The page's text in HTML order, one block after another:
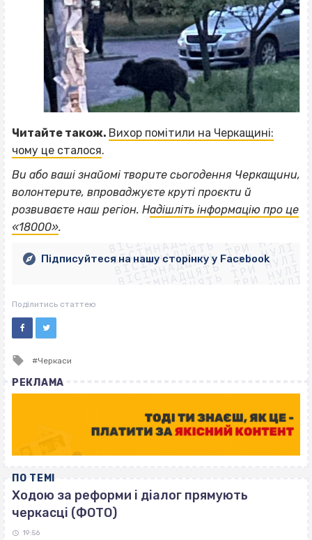
Читайте також. Вихор помітили на Черкащині:
чому це сталося.
Ви або ваші знайомі творите сьогодення Черкащини,
волонтерите, впроваджуєте круті проєкти й
розвиваєте наш регіон. Надішліть інформацію про це
«18000». ВІСІМНАДЦЯТЬ ТРИ НУЛІ
ВІСІМНАДЦЯТЬ ТРИ НУЛІ
ВІСІМНАДЦЯТЬ ТРИ НУЛІ
ВІСІМНАДЦЯТЬ ТРИ НУЛІ
ВІСІМНАДЦЯТЬ ТРИ НУЛІ
ВІСІМНАДЦЯТЬ ТРИ НУЛІ
ВІСІМНАДЦЯТЬ ТРИ НУЛІ
ВІСІМНАДЦЯТЬ ТРИ НУЛІ
Підписуйтеся на нашу сторінку у Facebook
Поділитись статтею
Tagged
Черкаси
РЕКЛАМА
ПО ТЕМІ
Ходою за реформи і діалог прямують
черкасці (ФОТО)
19:56